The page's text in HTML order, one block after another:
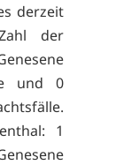
derzeit
der
und 0
1